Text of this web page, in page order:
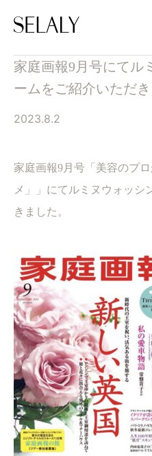
家庭画報9月号にてル
ームをご紹介いただき
2023.8.2
家庭画報9月号「美容のプ
メ」」にてルミヌウォッシ
きました。